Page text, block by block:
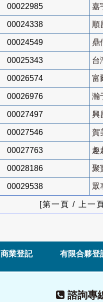
00022985 嘉
00024338 順
00024549 鼎
00025343 台
00026574 富
00026976 瀚
00027497 興
00027546 賀
00027763 趣
00028186 聚
00029538 眾
[第一頁 / 上一
商業登記 有限合夥登
諮詢專